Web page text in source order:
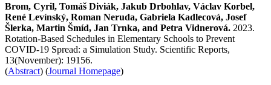
Brom, Cyril, Tomáš Diviák, Jakub Drbohlav, Václav Korbel,
René Levínský, Roman Neruda, Gabriela Kadlecová, Josef
Šlerka, Martin Šmíd, Jan Trnka, and Petra Vidnerová. 2023.
Rotation-Based Schedules in Elementary Schools to Prevent
COVID-19 Spread: a Simulation Study. Scientific Reports,
13(November): 19156.
(Abstract) (Journal Homepage)